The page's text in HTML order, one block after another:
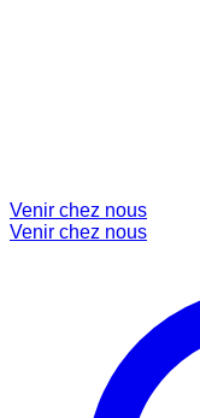
Venir chez nous
Venir chez nous